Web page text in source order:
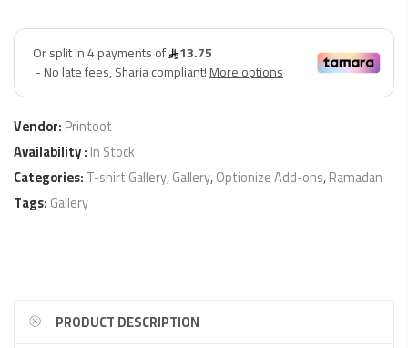
Vendor:Printoot
Availability :In Stock
Categories:T-shirt Gallery,Gallery,Optionize Add-ons,Ramadan
Tags:Gallery
PRODUCT DESCRIPTION